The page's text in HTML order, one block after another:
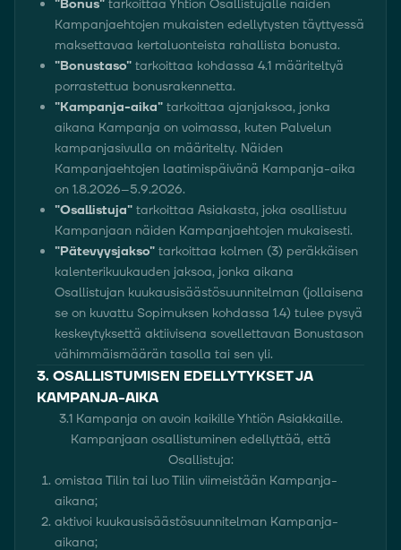
"Bonus" tarkoittaa Yhtiön Osallistujalle näiden
Kampanjaehtojen mukaisten edellytysten täyttyessä
maksettavaa kertaluonteista rahallista bonusta.
"Bonustaso" tarkoittaa kohdassa 4.1 määriteltyä
porrastettua bonusrakennetta.
"Kampanja-aika" tarkoittaa ajanjaksoa, jonka
aikana Kampanja on voimassa, kuten Palvelun
kampanjasivulla on määritelty. Näiden
Kampanjaehtojen laatimispäivänä Kampanja-aika
on 1.8.2026–5.9.2026.
"Osallistuja" tarkoittaa Asiakasta, joka osallistuu
Kampanjaan näiden Kampanjaehtojen mukaisesti.
"Pätevyysjakso" tarkoittaa kolmen (3) peräkkäisen
kalenterikuukauden jaksoa, jonka aikana
Osallistujan kuukausisäästösuunnitelman (jollaisena
se on kuvattu Sopimuksen kohdassa 1.4) tulee pysyä
keskeytyksettä aktiivisena sovellettavan Bonustason
vähimmäismäärän tasolla tai sen yli.
3. OSALLISTUMISEN EDELLYTYKSET JA
KAMPANJA-AIKA
3.1 Kampanja on avoin kaikille Yhtiön Asiakkaille.
Kampanjaan osallistuminen edellyttää, että
Osallistuja:
omistaa Tilin tai luo Tilin viimeistään Kampanja-
aikana;
aktivoi kuukausisäästösuunnitelman Kampanja-
aikana;